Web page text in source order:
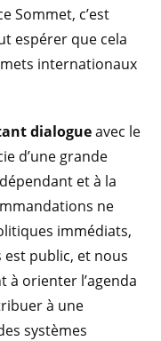
Sommet, c’est
espérer que cela
internationaux
dialogueavec le
d’une grande
et à la
ne
immédiats,
est public, et nous
à orienter l’agenda
à une
systèmes